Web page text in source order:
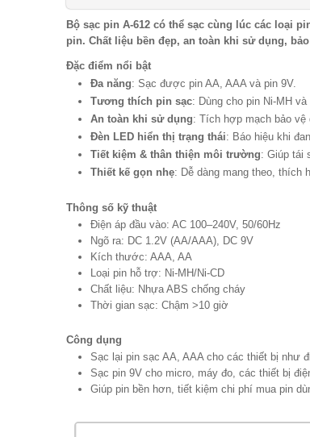
Bộ sạc pin A-612 có thể sạc cùng lúc các loại
pin. Chất liệu bền đẹp, an toàn khi sử dụng,
Đặc điểm nổi bật
Đa năng: Sạc được pin AA, AAA và pin 9V.
Tương thích pin sạc: Dùng cho pin Ni-MH và
An toàn khi sử dụng: Tích hợp mạch bảo vệ
Đèn LED hiển thị trạng thái: Báo hiệu khi
Tiết kiệm & thân thiện môi trường: Giúp tái
Thiết kế gọn nhẹ: Dễ dàng mang theo, thích
Thông số kỹ thuật
Điện áp đầu vào: AC 100–240V, 50/60Hz
Ngõ ra: DC 1.2V (AA/AAA), DC 9V
Kích thước: AAA, AA
Loại pin hỗ trợ: Ni-MH/Ni-CD
Chất liệu: Nhựa ABS chống cháy
Thời gian sạc: Chậm >10 giờ
Công dụng
Sạc lại pin sạc AA, AAA cho các thiết bị như
Sạc pin 9V cho micro, máy đo, các thiết bị
Giúp pin bền hơn, tiết kiệm chi phí mua pin